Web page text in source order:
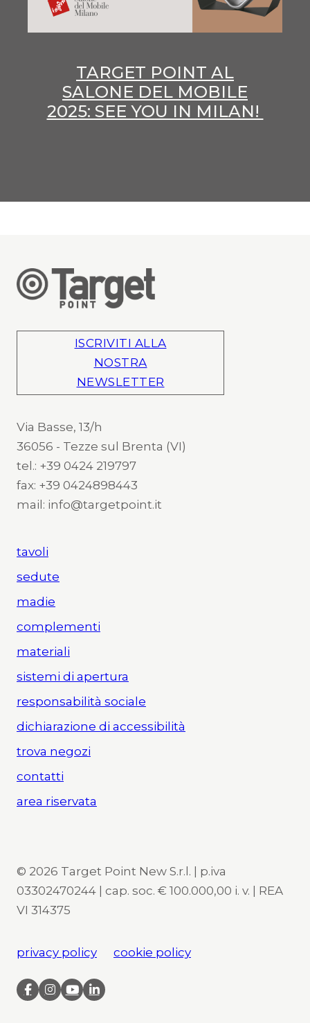
TARGET POINT AL
SALONE DEL MOBILE
2025: SEE YOU IN MILAN!
ISCRIVITI ALLA
NOSTRA
NEWSLETTER
Via Basse, 13/h
36056 - Tezze sul Brenta (VI)
tel.: +39 0424 219797
fax: +39 0424898443
mail: info@targetpoint.it
tavoli
sedute
madie
complementi
materiali
sistemi di apertura
responsabilità sociale
dichiarazione di accessibilità
trova negozi
contatti
area riservata
© 2026 Target Point New S.r.l. | p.iva
03302470244 | cap. soc. € 100.000,00 i. v. | REA
VI 314375
privacy policy cookie policy